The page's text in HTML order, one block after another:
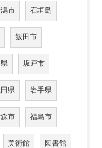
市 石垣島
飯田市
坂戸市
県 岩手県
市 福島市
美術館 図書館